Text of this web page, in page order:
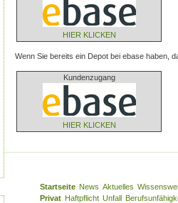
HIER KLICKEN
Wenn Sie bereits ein Depot bei ebase haben,
Kundenzugang
HIER KLICKEN
Startseite News Aktuelles
Privat Haftpflicht Unfall